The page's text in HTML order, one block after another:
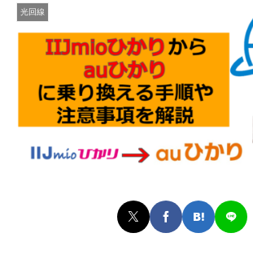
光回線